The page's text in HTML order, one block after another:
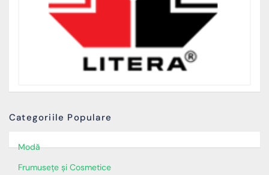
Categoriile Populare
Modă
Frumusețe și Cosmetice